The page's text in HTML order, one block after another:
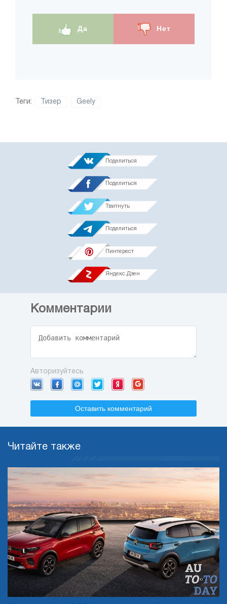
Да Нет
Теги: Тизер Geely
Поделиться
Поделиться
Твитнуть
Поделиться
Пинтерест
Яндекс.Дзен
Комментарии
Авторизуйтесь
Оставить комментарий
Читайте также